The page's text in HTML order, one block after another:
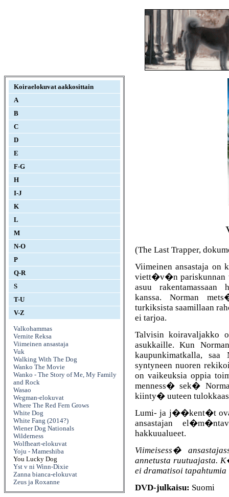
Koiraelokuvat aakkosittain
A
B
C
D
E
F-G
H
I-J
K
L
M
N-O
P
Q-R
S
T-U
V-Z
Valkohammas
Vernite Reksa
Viimeinen ansastaja
Vuk
Walking With The Dog
Wanko The Movie
Wanko - The Story of Me, My Family
and Rock
Wasao
Wegman-elokuvat
Where The Red Fern Grows
White Dog
White Fang (2014?)
Wiener Dog Nationals
Wilderness
Wolfheart-elokuvat
Yoju - Mameshiba
You Lucky Dog
Yst v ni Winn-Dixie
Zanna bianca-elokuvat
Zeus ja Roxanne
(The Last Trapper,
Viimeinen ansastaja on
viett�v�n pariskunnan
asuu
kanssa. Norman
turkiksista saamillaan
ei tarjoa.
Talvisin koiravaljakko
asukkaille. Kun
kaupunkimatkalla, saa
syntyneen nuoren
on vaikeuksia oppia
menness� sek�
kiinty� uuteen
Lumi- ja j��kent�t
ansastajan
hakkuualueet.
Viimeisess�
annetusta ruutuajasta.
ei dramatisoi
DVD-julkaisu: Suomi